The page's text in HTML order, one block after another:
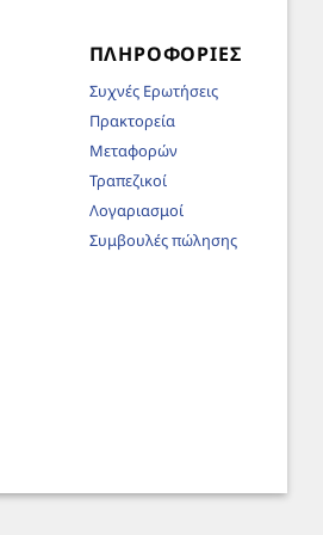
ΠΛΗΡΟΦΟΡΊΕΣ
Συχνές Ερωτήσεις
Πρακτορεία
Μεταφορών
Τραπεζικοί
Λογαριασμοί
Συμβουλές πώλησης